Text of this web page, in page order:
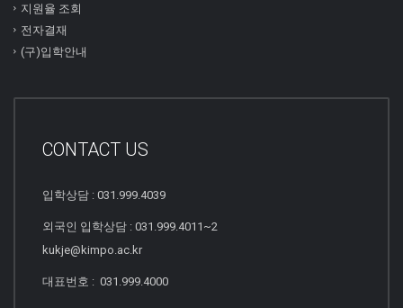
지원율 조회
전자결재
(구)입학안내
CONTACT US
입학상담 : 031.999.4039
외국인 입학상담 : 031.999.4011~2
kukje@kimpo.ac.kr
대표번호 : 031.999.4000